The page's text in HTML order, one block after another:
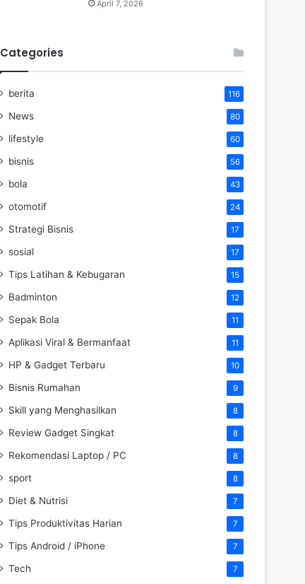
April 7, 2026
Categories
berita 116
News 80
lifestyle 60
bisnis 56
bola 43
otomotif 24
Strategi Bisnis 17
sosial 17
Tips Latihan & Kebugaran 15
Badminton 12
Sepak Bola 11
Aplikasi Viral & Bermanfaat 11
HP & Gadget Terbaru 10
Bisnis Rumahan 9
Skill yang Menghasilkan 8
Review Gadget Singkat 8
Rekomendasi Laptop / PC 8
sport 8
Diet & Nutrisi 7
Tips Produktivitas Harian 7
Tips Android / iPhone 7
Tech 7